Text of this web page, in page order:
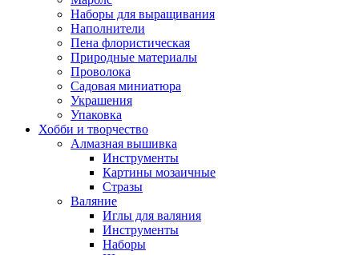
Наборы для выращивания
Наполнители
Пена флористическая
Природные материалы
Проволока
Садовая миниатюра
Украшения
Упаковка
Хобби и творчество
Алмазная вышивка
Инструменты
Картины мозаичные
Стразы
Валяние
Иглы для валяния
Инструменты
Наборы